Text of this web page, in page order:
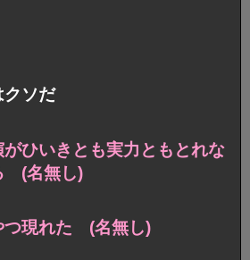
クソだ
ひいきとも実力ともとれな
(名無し)
つ現れた (名無し)